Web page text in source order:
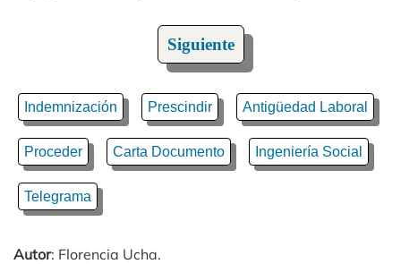
Siguiente
Indemnización Prescindir Antigüedad Laboral
Proceder Carta Documento Ingeniería Social
Telegrama
Autor: Florencia Ucha.